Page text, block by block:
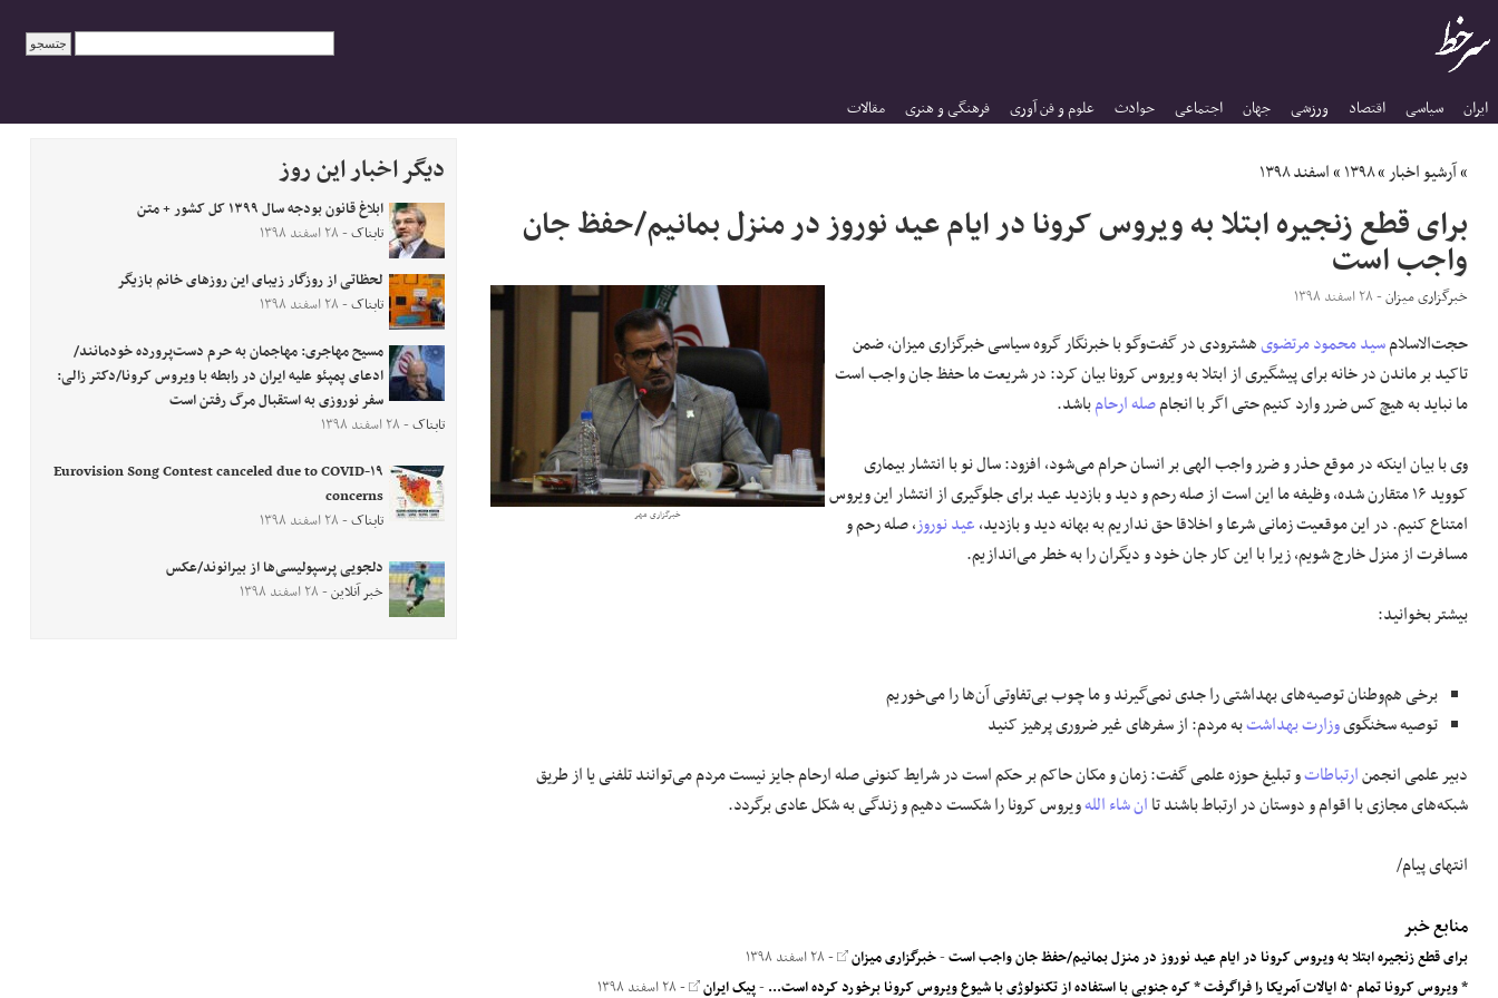
ایران سیاسی اقتصاد ورزشی جهان اجتماعی حوادث علوم و فن آوری فرهنگی و هنری مقالات
»آرشیو اخبار»۱۳۹۸»اسفند ۱۳۹۸
برای قطع زنجیره ابتلا به ویروس کرونا در ایام عید نوروز در منزل بمانیم/حفظ جان
واجب است
خبرگزاری مهر
خبرگزاری میزان- ۲۸ اسفند ۱۳۹۸
حجت‌الاسلامسید محمود مرتضویهشترودی در گفت‌وگو با خبرنگار گروه سیاسی خبرگزاری میزان، ضمن
تاکید بر ماندن در خانه برای پیشگیری از ابتلا به ویروس کرونا بیان کرد: در شریعت ما حفظ جان واجب است
ما نباید به هیچ کس ضرر وارد کنیم حتی اگر با انجامصله ارحامباشد.
وی با بیان اینکه در موقع حذر و ضرر واجب الهی بر انسان حرام می‌شود، افزود: سال نو با انتشار بیماری
کووید ۱۶ متقارن شده، وظیفه ما این است از صله رحم و دید و بازدید عید برای جلوگیری از انتشار این ویروس
امتناع کنیم. در این موقعیت زمانی شرعا و اخلاقا حق نداریم به بهانه دید و بازدید،عید نوروز، صله رحم و
مسافرت از منزل خارج شویم، زیرا با این کار جان خود و دیگران را به خطر می‌اندازیم.
بیشتر بخوانید:
برخی هم‌وطنان توصیه‌های بهداشتی را جدی نمی‌گیرند و ما چوب بی‌تفاوتی آن‌ها را می‌خوریم
توصیه سخنگویوزارت بهداشتبه مردم: از سفر‌های غیر ضروری پرهیز کنید
دبیر علمی انجمنارتباطاتو تبلیغ حوزه علمی گفت: زمان و مکان حاکم بر حکم است در شرایط کنونی صله ارحام جایز نیست مردم می‌توانند تلفنی یا از طریق
شبکه‌های مجازی با اقوام و دوستان در ارتباط باشند تاان شاء اللهویروس کرونا را شکست دهیم و زندگی به شکل عادی برگردد.
انتهای پیام/
منابع خبر
برای قطع زنجیره ابتلا به ویروس کرونا در ایام عید نوروز در منزل بمانیم/حفظ جان واجب است-خبرگزاری میزان - ۲۸ اسفند ۱۳۹۸
* ویروس کرونا تمام ۵۰ ایالات آمریکا را فراگرفت * کره جنوبی با استفاده از تکنولوژی با شیوع ویروس کرونا برخورد کرده است...
-پیک ایران - ۲۸ اسفند ۱۳۹۸
دیگر اخبار این روز
ابلاغ قانون بودجه سال ۱۳۹۹ کل کشور + متن
تابناک- ۲۸ اسفند ۱۳۹۸
لحظاتی از روزگار زیبای این روز‌های خانم بازیگر
تابناک- ۲۸ اسفند ۱۳۹۸
مسیح مهاجری: مهاجمان به حرم دست‌پرورده‌ خودمانند/
ادعای پمپئو علیه ایران در رابطه با ویروس کرونا/دکتر زالی:
سفر نوروزی به استقبال مرگ رفتن است
تابناک- ۲۸ اسفند ۱۳۹۸
Eurovision Song Contest canceled due to COVID-۱۹
concerns
تابناک- ۲۸ اسفند ۱۳۹۸
دلجویی پرسپولیسی‌ها از بیرانوند/عکس
خبر آنلاین- ۲۸ اسفند ۱۳۹۸